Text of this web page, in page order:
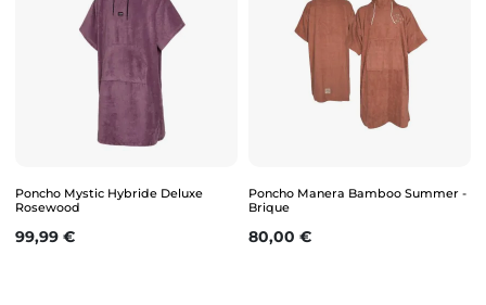
Poncho Mystic Hybride Deluxe
Rosewood
Prix
99,99 €
Poncho Manera Bamboo Summer -
Brique
Prix
80,00 €